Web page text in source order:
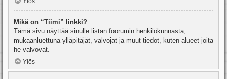
Mikä on “Tiimi” linkki?
Tämä sivu näyttää sinulle listan foorumin henkilökunnasta,
mukaanluettuna ylläpitäjät, valvojat ja muut tiedot, kuten alueet joita
he valvovat.
Ylös